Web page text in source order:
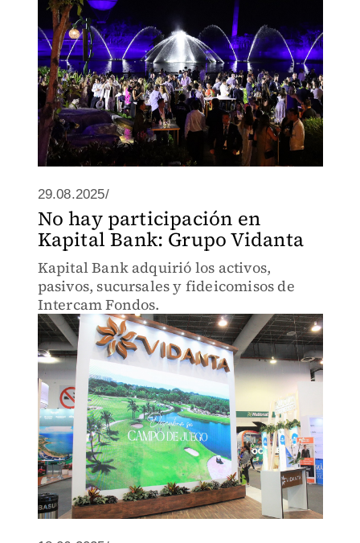
29.08.2025/
No hay participación en
Kapital Bank: Grupo Vidanta
Kapital Bank adquirió los activos,
pasivos, sucursales y fideicomisos de
Intercam Fondos.